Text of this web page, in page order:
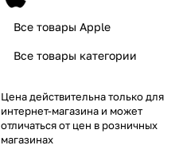
Все товары Apple
Все товары категории
Цена действительна только для
интернет-магазина и может
отличаться от цен в розничных
магазинах